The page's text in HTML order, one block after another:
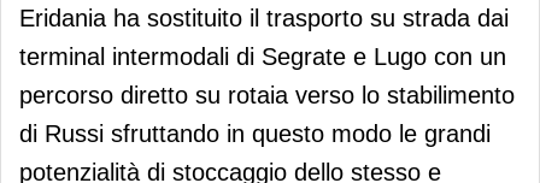
Eridania ha sostituito il trasporto su strada dai
terminal intermodali di Segrate e Lugo con un
percorso diretto su rotaia verso lo stabilimento
di Russi sfruttando in questo modo le grandi
potenzialità di stoccaggio dello stesso e